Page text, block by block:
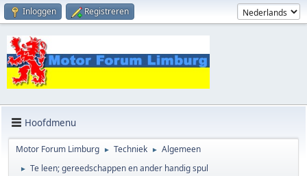
Inloggen Registreren
Hoofdmenu
Motor Forum Limburg ► Techniek ► Algemeen
► Te leen; gereedschappen en ander handig spul